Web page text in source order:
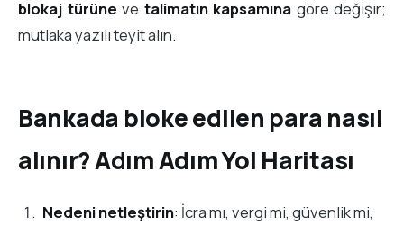
blokaj türüne ve talimatın kapsamına göre değişir;
mutlaka yazılı teyit alın.
Bankada bloke edilen para nasıl
alınır? Adım Adım Yol Haritası
Nedeni netleştirin: İcra mı, vergi mi, güvenlik mi,